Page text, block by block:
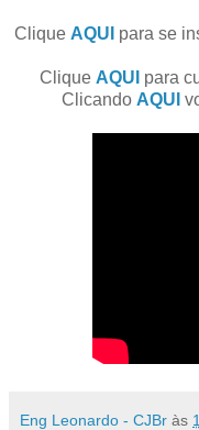
Clique AQUI para se
Clique AQUI para
Clicando AQUI
Eng Leonardo - CJBr às